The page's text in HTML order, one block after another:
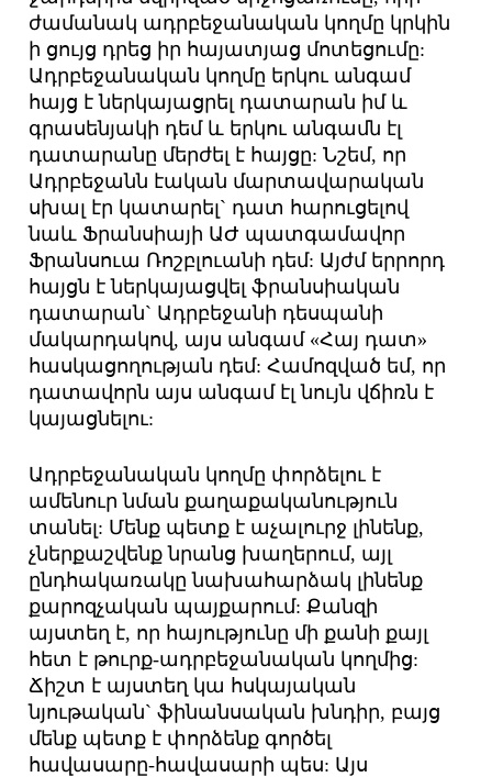
ժամանակ ադրբեջանական կողմը կրկին
ի ցույց դրեց իր հայատյաց մոտեցումը:
Ադրբեջանական կողմը երկու անգամ
հայց է ներկայացրել դատարան իմ և
գրասենյակի դեմ և երկու անգամն էլ
դատարանը մերժել է հայցը: Նշեմ, որ
Ադրբեջանն էական մարտավարական
սխալ էր կատարել` դատ հարուցելով
նաև Ֆրանսիայի ԱԺ պատգամավոր
Ֆրանսուա Ռոշբլուանի դեմ: Այժմ երրորդ
հայցն է ներկայացվել ֆրանսիական
դատարան` Ադրբեջանի դեսպանի
մակարդակով, այս անգամ «Հայ դատ»
հասկացողության դեմ: Համոզված եմ, որ
դատավորն այս անգամ էլ նույն վճիռն է
կայացնելու:
Ադրբեջանական կողմը փորձելու է
ամենուր նման քաղաքականություն
տանել: Մենք պետք է աչալուրջ լինենք,
չներքաշվենք նրանց խաղերում, այլ
ընդհակառակը նախահարձակ լինենք
քարոզչական պայքարում: Քանզի
այստեղ է, որ հայությունը մի քանի քայլ
հետ է թուրք-ադրբեջանական կողմից:
Ճիշտ է այստեղ կա հսկայական
նյութական` ֆինանսական խնդիր, բայց
մենք պետք է փորձենք գործել
հավասարը-հավասարի պես: Այս